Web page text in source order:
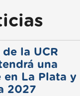
la UCR
una
en La Plata y
2027